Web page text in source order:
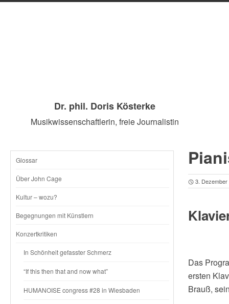
Dr. phil. Doris Kösterke
Musikwissenschaftlerin, freie Journalistin
SKIP
CONTENT
Glossar
Über John Cage
Kultur – wozu?
Begegnungen mit Künstlern
Konzertkritiken
In Schönheit gefasster Schmerz
“If this then that and now what”
HUMANOISE congress #28 in Wiesbaden
3. Dezember
Das
ersten
Brauß,